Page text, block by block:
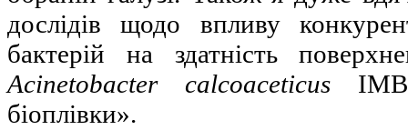
дослідів щодо впливу
бактерій на здатність
Acinetobacter calcoaceticusIMB
біоплівки».